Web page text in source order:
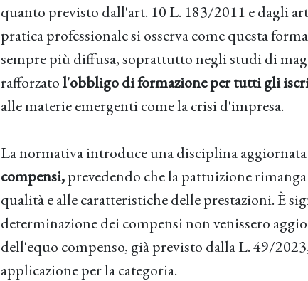
quanto previsto dall'art. 10 L. 183/2011 e dagli
pratica professionale si osserva come questa
sempre più diffusa, soprattutto negli studi di
rafforzatol'obbligo di formazione per tutti gli
alle materie emergenti come la crisi d'impresa.
La normativa introduce una disciplina
compensi,prevedendo che la pattuizione
qualità e alle caratteristiche delle prestazioni. È
determinazione dei compensi non venissero
dell'equo compenso, già previsto dalla L. 49/
applicazione per la categoria.